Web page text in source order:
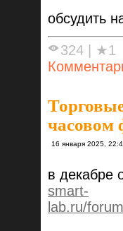
обсудить
324
★1
часовом
16 января 2025,
в декабре
smart-
lab.ru/